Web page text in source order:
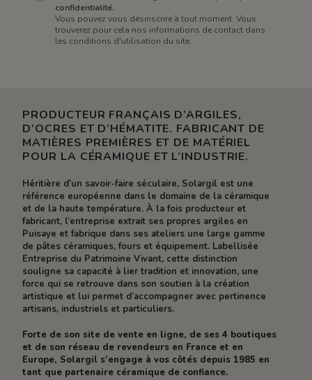
confidentialité.
Vous pouvez vous désinscrire à tout moment. Vous
trouverez pour cela nos informations de contact dans
les conditions d'utilisation du site.
PRODUCTEUR FRANÇAIS D’ARGILES,
D’OCRES ET D’HÉMATITE. FABRICANT DE
MATIÈRES PREMIÈRES ET DE MATÉRIEL
POUR LA CÉRAMIQUE ET L’INDUSTRIE.
Héritière d’un savoir-faire séculaire, Solargil est une
référence européenne dans le domaine de la céramique
et de la haute température. À la fois producteur et
fabricant, l’entreprise extrait ses propres argiles en
Puisaye et fabrique dans ses ateliers une large gamme
de pâtes céramiques, fours et équipement. Labellisée
Entreprise du Patrimoine Vivant, cette distinction
souligne sa capacité à lier tradition et innovation, une
force qui se retrouve dans son soutien à la création
artistique et lui permet d’accompagner avec pertinence
artisans, industriels et particuliers.
Forte de son site de vente en ligne, de ses 4 boutiques
et de son réseau de revendeurs en France et en
Europe, Solargil s’engage à vos côtés depuis 1985 en
tant que partenaire céramique de confiance.